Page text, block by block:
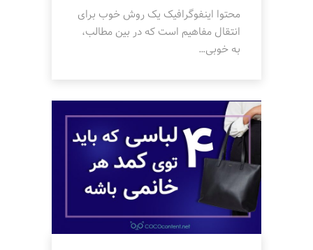
محتوا اینفوگرافیک یک روش خوب برای
انتقال مفاهیم است که در بین مطالب،
به خوبی…